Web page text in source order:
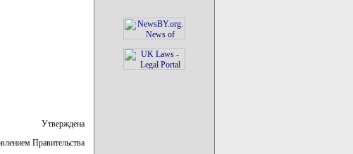
Утверждена
Правительства